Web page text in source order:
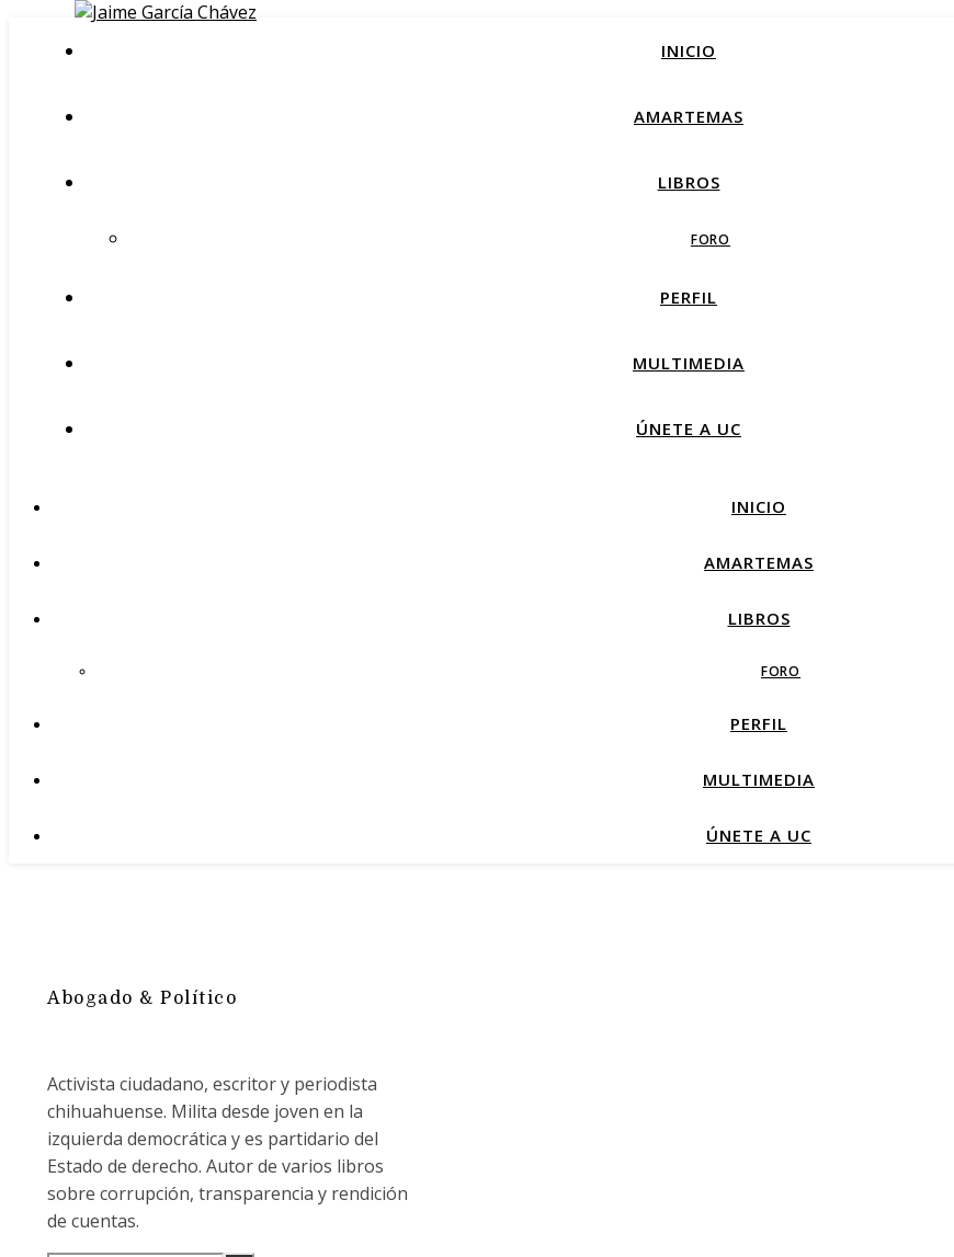
INICIO
AMARTEMAS
LIBROS
FORO
PERFIL
MULTIMEDIA
ÚNETE A UC
INICIO
AMARTEMAS
LIBROS
FORO
PERFIL
MULTIMEDIA
ÚNETE A UC
Abogado & Político
Activista ciudadano, escritor y periodista
chihuahuense. Milita desde joven en la
izquierda democrática y es partidario del
Estado de derecho. Autor de varios libros
sobre corrupción, transparencia y rendición
de cuentas.